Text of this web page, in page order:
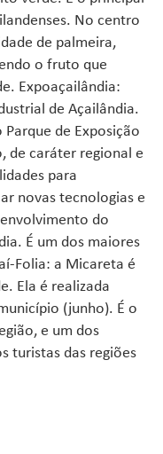
No centro
de palmeira,
o fruto que
Expoaçailândia:
de Açailândia.
de Exposição
de caráter regional e
para
novas tecnologias e
do
É um dos maiores
Folia: a Micareta é
Ela é realizada
(junho). É o
e um dos
turistas das regiões